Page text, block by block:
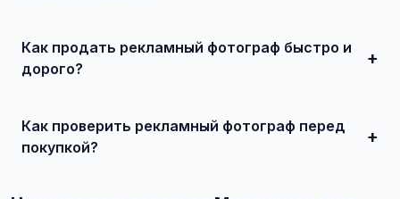
представлены предложения от 50 000 ₽ до нескольких
миллионов рублей.
Как продать рекламный фотограф быстро и
дорого?
необходимости воспользуйтесь платным продвижением
— ваше объявление поднимется в топ.
Как проверить рекламный фотограф перед
покупкой?